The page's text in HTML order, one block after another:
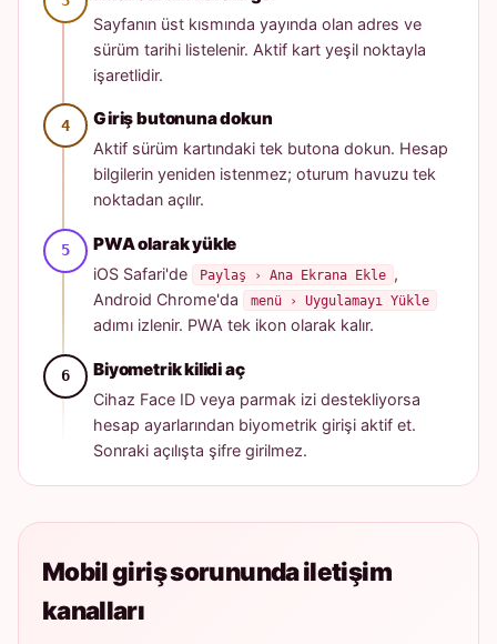
Sayfanın üst kısmında yayında olan adres ve
sürüm tarihi listelenir. Aktif kart yeşil noktayla
işaretlidir.
Giriş butonuna dokun
Aktif sürüm kartındaki tek butona dokun. Hesap
bilgilerin yeniden istenmez; oturum havuzu tek
noktadan açılır.
PWA olarak yükle
iOS Safari'de Paylaş › Ana Ekrana Ekle ,
Android Chrome'da
menü › Uygulamayı Yükle
adımı izlenir. PWA tek ikon olarak kalır.
Biyometrik kilidi aç
Cihaz Face ID veya parmak izi destekliyorsa
hesap ayarlarından biyometrik girişi aktif et.
Sonraki açılışta şifre girilmez.
Mobil giriş sorununda iletişim
kanalları